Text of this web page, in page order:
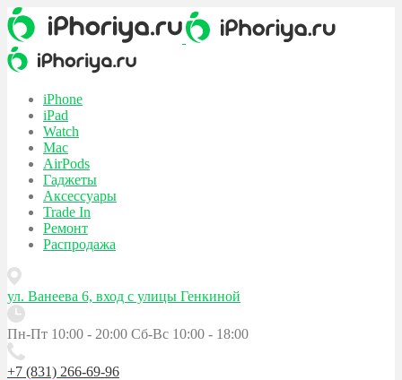
iPhone
iPad
Watch
Mac
AirPods
Гаджеты
Аксессуары
Trade In
Ремонт
Распродажа
ул. Ванеева 6, вход с улицы Генкиной
Пн-Пт 10:00 - 20:00 Сб-Вс 10:00 - 18:00
+7 (831) 266-69-96